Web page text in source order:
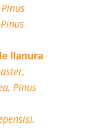
llanura
Pinus